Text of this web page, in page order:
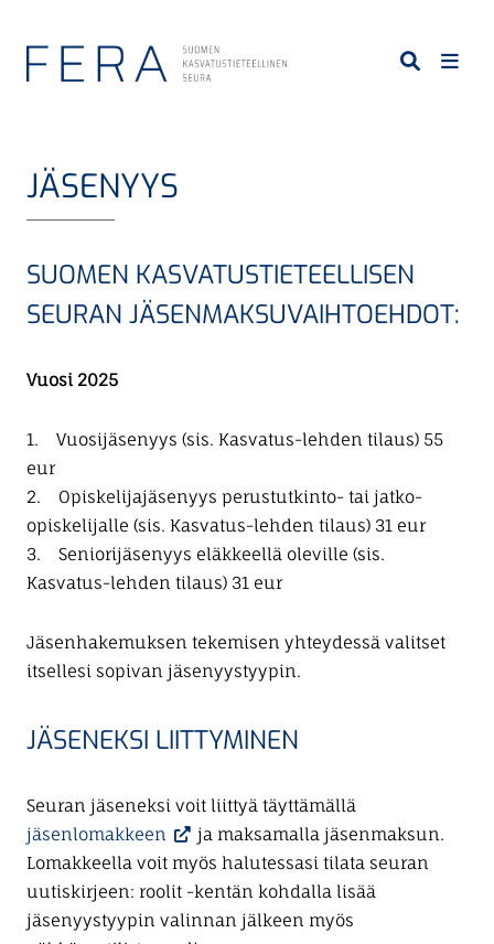
JÄSENYYS
SUOMEN KASVATUSTIETEELLISEN
SEURAN JÄSENMAKSUVAIHTOEHDOT:
Vuosi 2025
1. Vuosijäsenyys (sis. Kasvatus-lehden tilaus) 55
eur
2. Opiskelijajäsenyys perustutkinto- tai jatko-
opiskelijalle (sis. Kasvatus-lehden tilaus) 31 eur
3. Seniorijäsenyys eläkkeellä oleville (sis.
Kasvatus-lehden tilaus) 31 eur
Jäsenhakemuksen tekemisen yhteydessä valitset
itsellesi sopivan jäsenyystyypin.
JÄSENEKSI LIITTYMINEN
Seuran jäseneksi voit liittyä täyttämällä
jäsenlomakkeen
ja maksamalla jäsenmaksun.
Lomakkeella voit myös halutessasi tilata seuran
uutiskirjeen: roolit -kentän kohdalla lisää
jäsenyystyypin valinnan jälkeen myös